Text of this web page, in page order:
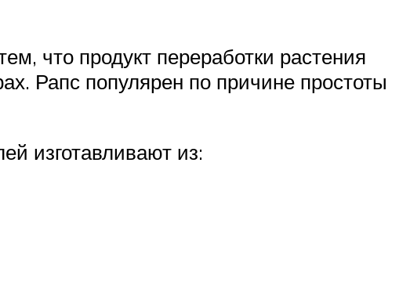
что продукт переработки растения
Рапс популярен по причине простоты
изготавливают из: